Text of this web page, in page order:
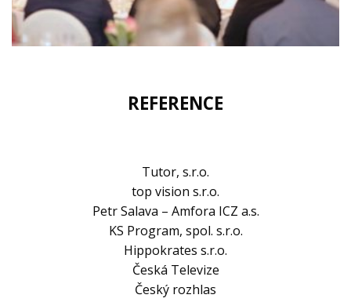
REFERENCE
Tutor, s.r.o.
top vision s.r.o.
Petr Salava – Amfora ICZ a.s.
KS Program, spol. s.r.o.
Hippokrates s.r.o.
Česká Televize
Český rozhlas